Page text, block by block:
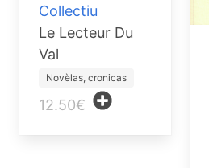
Collectiu
Le Lecteur Du
Val
Novèlas, cronicas
12.50€